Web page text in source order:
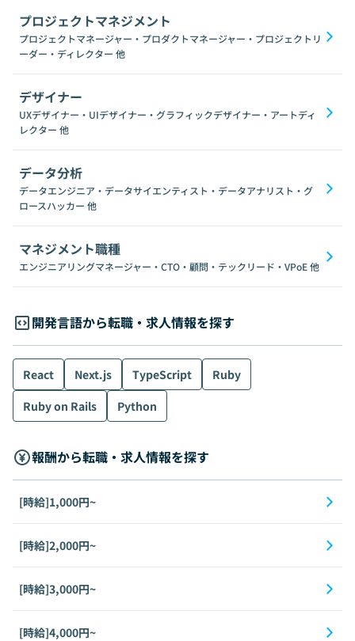
プロジェクトマネジメント
プロジェクトマネージャー・プロダクトマネージャー・プロジェクトリ
ーダー・ディレクター 他
デザイナー
UXデザイナー・UIデザイナー・グラフィックデザイナー・アートディ
レクター 他
データ分析
データエンジニア・データサイエンティスト・データアナリスト・グ
ロースハッカー 他
マネジメント職種
エンジニアリングマネージャー・CTO・顧問・テックリード・VPoE他
開発言語から転職・求人情報を探す
React Next.js TypeScript
Ruby
Ruby on Rails
Python
報酬から転職・求人情報を探す
[時給]1,000円~
[時給]2,000円~
[時給]3,000円~
[時給]4,000円~